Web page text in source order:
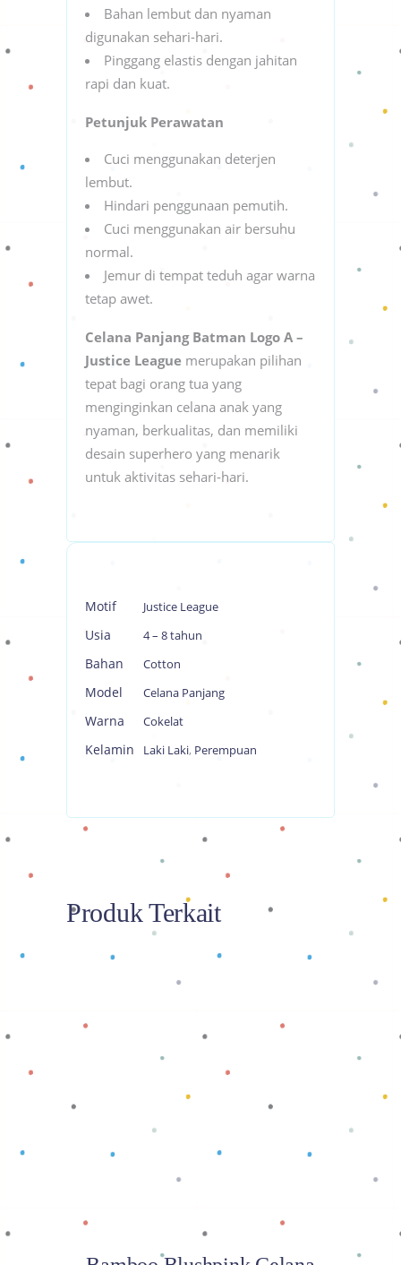
Bahan lembut dan nyaman
digunakan sehari-hari.
Pinggang elastis dengan jahitan
rapi dan kuat.
Petunjuk Perawatan
Cuci menggunakan deterjen
lembut.
Hindari penggunaan pemutih.
Cuci menggunakan air bersuhu
normal.
Jemur di tempat teduh agar warna
tetap awet.
Celana Panjang Batman Logo A –
Justice League merupakan pilihan
tepat bagi orang tua yang
menginginkan celana anak yang
nyaman, berkualitas, dan memiliki
desain superhero yang menarik
untuk aktivitas sehari-hari.
Motif Justice League
Usia 4 – 8 tahun
Bahan Cotton
Model Celana Panjang
Warna Cokelat
Kelamin Laki Laki, Perempuan
Produk Terkait
Baca selengkapnya